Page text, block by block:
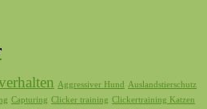
Aggressiver Hund Auslandstierschutz
Capturing Clicker training Clickertraining Katzen